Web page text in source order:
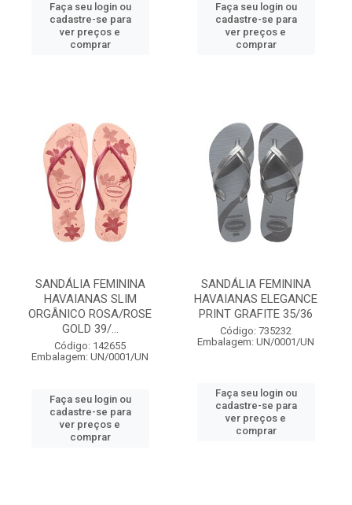
Faça seu login ou
cadastre-se para
ver preços e
comprar
Faça seu login ou
cadastre-se para
ver preços e
comprar
SANDÁLIA FEMININA
HAVAIANAS SLIM
ORGÂNICO ROSA/ROSE
GOLD 39/...
Código: 142655
Embalagem: UN/0001/UN
Faça seu login ou
cadastre-se para
ver preços e
comprar
SANDÁLIA FEMININA
HAVAIANAS ELEGANCE
PRINT GRAFITE 35/36
Código: 735232
Embalagem: UN/0001/UN
Faça seu login ou
cadastre-se para
ver preços e
comprar